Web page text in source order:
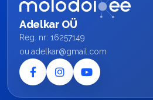
Adelkar OÜ
Reg. nr: 16257149
ou.adelkar@gmail.com